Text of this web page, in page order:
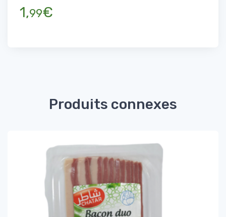
1,99€
Produits connexes